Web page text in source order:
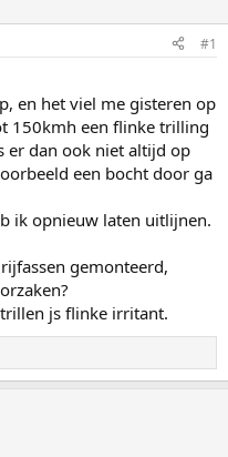
#1
en het viel me gisteren op
150kmh een flinke trilling
er dan ook niet altijd op
een bocht door ga
ik opnieuw laten uitlijnen.
gemonteerd,
js flinke irritant.